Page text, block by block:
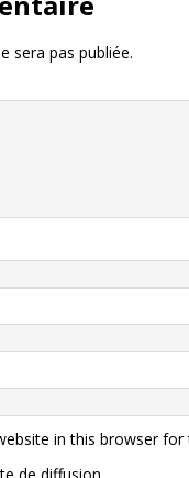
sera pas publiée.
in this browser